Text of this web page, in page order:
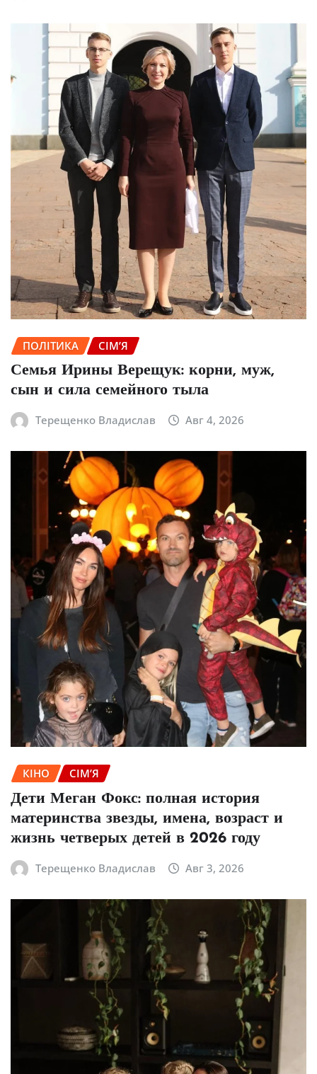
ПОЛІТИКА СІМ’Я
Семья Ирины Верещук: корни, муж,
сын и сила семейного тыла
Терещенко Владислав Авг 4, 2026
КІНО СІМ’Я
Дети Меган Фокс: полная история
материнства звезды, имена, возраст и
жизнь четверых детей в 2026 году
Терещенко Владислав Авг 3, 2026